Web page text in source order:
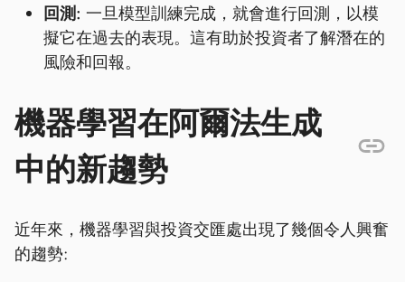
回測: 一旦模型訓練完成，就會進行回測，以模
擬它在過去的表現。這有助於投資者了解潛在的
風險和回報。
機器學習在阿爾法生成
中的新趨勢
近年來，機器學習與投資交匯處出現了幾個令人興奮
的趨勢: